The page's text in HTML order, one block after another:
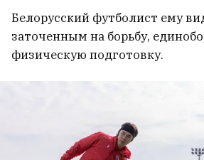
Белорусский футболист ему
заточенным на борьбу,
физическую подготовку.